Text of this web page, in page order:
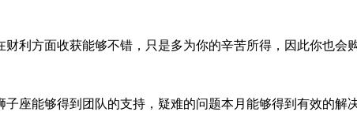
利方面收获能够不错，只是多为你的辛苦所得，因此你也会
座能够得到团队的支持，疑难的问题本月能够得到有效的解决